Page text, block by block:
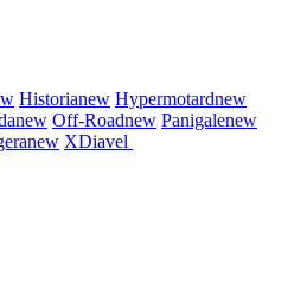
Historianew Hypermotardnew
new Off-Roadnew Panigalenew
new XDiavel